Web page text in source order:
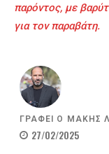
παρόντος, με
για τον παραβάτη.
ΓΡΑΦΕΙ Ο ΜΑΚΗΣ
27/02/2025